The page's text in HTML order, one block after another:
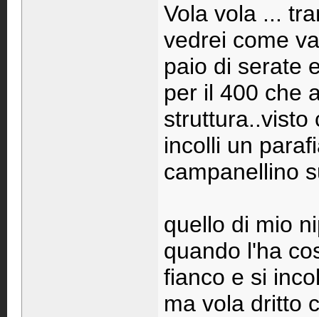
Vola vola ...
vedrei come
paio di serate
per il 400 che
struttura..visto
incolli un
campanellino
quello di mio
quando l'ha
fianco e si
ma vola dritto